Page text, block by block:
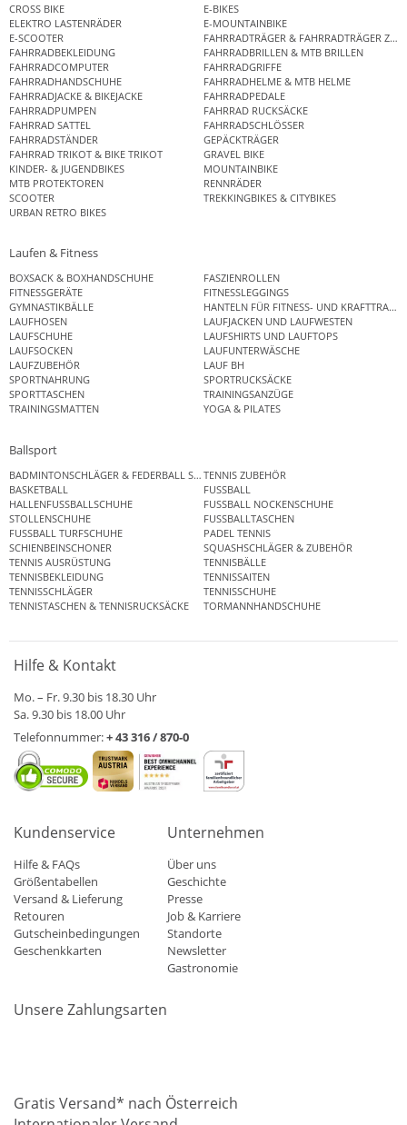
CROSS BIKE
E-BIKES
ELEKTRO LASTENRÄDER
E-MOUNTAINBIKE
E-SCOOTER
FAHRRADTRÄGER & FAHRRADTRÄGER
FAHRRADBEKLEIDUNG
FAHRRADBRILLEN & MTB BRILLEN
FAHRRADCOMPUTER
FAHRRADGRIFFE
FAHRRADHANDSCHUHE
FAHRRADHELME & MTB HELME
FAHRRADJACKE & BIKEJACKE
FAHRRADPEDALE
FAHRRADPUMPEN
FAHRRAD RUCKSÄCKE
FAHRRAD SATTEL
FAHRRADSCHLÖSSER
FAHRRADSTÄNDER
GEPÄCKTRÄGER
FAHRRAD TRIKOT & BIKE TRIKOT
GRAVEL BIKE
KINDER- & JUGENDBIKES
MOUNTAINBIKE
MTB PROTEKTOREN
RENNRÄDER
SCOOTER
TREKKINGBIKES & CITYBIKES
URBAN RETRO BIKES
Laufen & Fitness
BOXSACK & BOXHANDSCHUHE
FASZIENROLLEN
FITNESSGERÄTE
FITNESSLEGGINGS
GYMNASTIKBÄLLE
HANTELN FÜR FITNESS- UND
LAUFHOSEN
LAUFJACKEN UND LAUFWESTEN
LAUFSCHUHE
LAUFSHIRTS UND LAUFTOPS
LAUFSOCKEN
LAUFUNTERWÄSCHE
LAUFZUBEHÖR
LAUF BH
SPORTNAHRUNG
SPORTRUCKSÄCKE
SPORTTASCHEN
TRAININGSANZÜGE
TRAININGSMATTEN
YOGA & PILATES
Ballsport
BADMINTONSCHLÄGER & FEDERBALL SETSTENNIS ZUBEHÖR
BASKETBALL
FUSSBALL
HALLENFUSSBALLSCHUHE
FUSSBALL NOCKENSCHUHE
STOLLENSCHUHE
FUSSBALLTASCHEN
FUSSBALL TURFSCHUHE
PADEL TENNIS
SCHIENBEINSCHONER
SQUASHSCHLÄGER & ZUBEHÖR
TENNIS AUSRÜSTUNG
TENNISBÄLLE
TENNISBEKLEIDUNG
TENNISSAITEN
TENNISSCHLÄGER
TENNISSCHUHE
TENNISTASCHEN & TENNISRUCKSÄCKE
TORMANNHANDSCHUHE
Hilfe & Kontakt
Mo. – Fr. 9.30 bis 18.30 Uhr
Sa. 9.30 bis 18.00 Uhr
Telefonnummer:+ 43 316 / 870-0
Kundenservice
Hilfe & FAQs
Größentabellen
Versand & Lieferung
Retouren
Gutscheinbedingungen
Geschenkkarten
Unternehmen
Über uns
Geschichte
Presse
Job & Karriere
Standorte
Newsletter
Gastronomie
Unsere Zahlungsarten
Gratis Versand* nach Österreich